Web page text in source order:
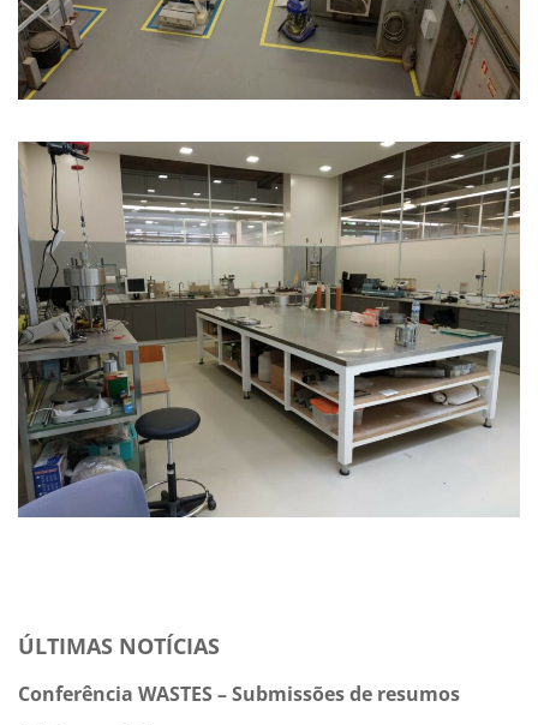
ÚLTIMAS NOTÍCIAS
Conferência WASTES – Submissões de resumos